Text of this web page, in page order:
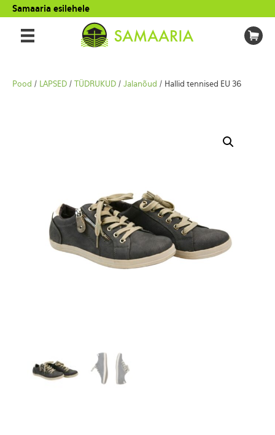
Samaaria esilehele
Pood / LAPSED / TÜDRUKUD / Jalanõud / Hallid tennised EU 36